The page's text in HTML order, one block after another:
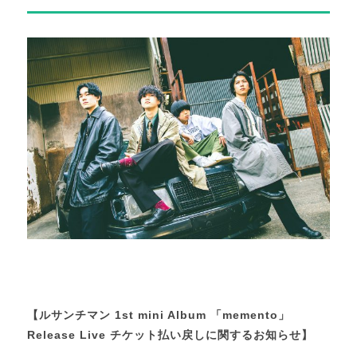
【ルサンチマン 1st mini Album 「memento」
Release Live チケット払い戻しに関するお知らせ】